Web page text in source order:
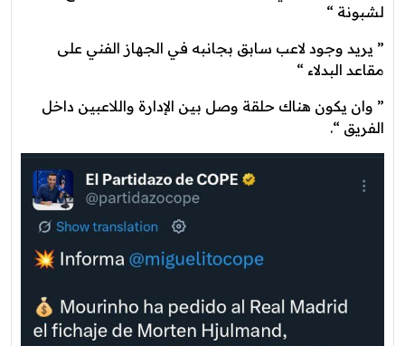
لشبونة “
” يريد وجود لاعب سابق بجانبه في الجهاز الفني على
مقاعد البدلاء “
” وان يكون هناك حلقة وصل بين الإدارة واللاعبين داخل
الفريق “.